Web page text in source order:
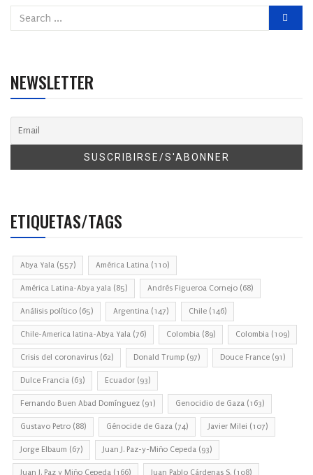
NEWSLETTER
ETIQUETAS/TAGS
Abya Yala (557) América Latina (110)
América Latina-Abya yala (85) Andrés Figueroa Cornejo (68)
Análisis político (65) Argentina (147) Chile (146)
Chile-America latina-Abya Yala (76) Colombia (89) Colombia (109)
Crisis del coronavirus (62) Donald Trump (97) Douce France (91)
Dulce Francia (63) Ecuador (93)
Fernando Buen Abad Domínguez (91) Genocidio de Gaza (163)
Gustavo Petro (88) Génocide de Gaza (74) Javier Milei (107)
Jorge Elbaum (67) Juan J. Paz-y-Miño Cepeda (93)
Juan J. Paz y Miño Cepeda (166) Juan Pablo Cárdenas S. (108)